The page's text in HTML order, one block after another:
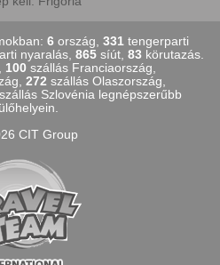
6ország, 331tengerparti
nyaralás, 865 síút, 83 körutazás.
100 szállás Franciaország,
272 szállás Olaszország,
szállás Szlovénia legnépszerűbb
CIT Group